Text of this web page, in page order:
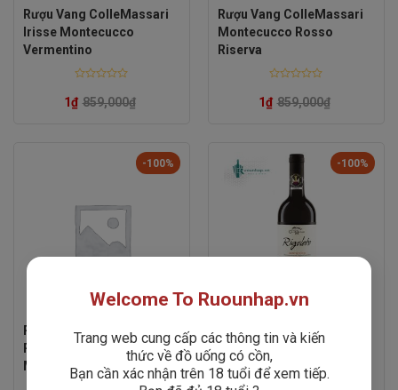
Rượu Vang ColleMassari
Irisse Montecucco
Vermentino
0
out
859,000₫
1₫
Rượu Vang ColleMassari
Montecucco Rosso
Riserva
0
out
859,000₫
1₫
-100%
Rượu Vang ColleMassari
Poggio Lombrone
Montecucco Sangiovese
-100%
Rượu Vang ColleMassari
Rigoleto Montecucco
Rosso
Welcome To Ruounhap.vn
Trang web cung cấp các thông tin và kiến
thức về đồ uống có cồn,
Bạn cần xác nhận trên 18 tuổi để xem tiếp.